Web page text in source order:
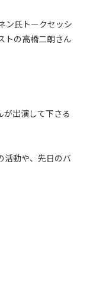
ン氏トークセッシ
トの高橋二朗さん
が出演して下さる
活動や、先日のバ